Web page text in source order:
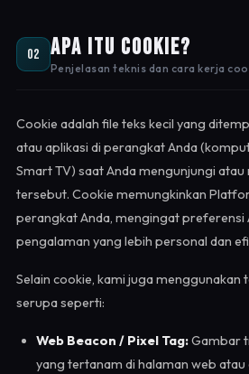
02 Apa Itu Cookie?
Penjelasan teknis dan cara kerja
Cookie adalah file teks kecil yang
atau aplikasi di perangkat Anda
Smart TV) saat Anda mengunjungi
tersebut. Cookie memungkinkan
perangkat Anda, mengingat preferensi
pengalaman yang lebih personal dan
Selain cookie, kami juga menggunakan
serupa seperti:
Web Beacon / Pixel Tag:Gambar
yang tertanam di halaman web